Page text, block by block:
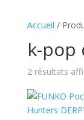
Accueil /
k-pop
2 résultats